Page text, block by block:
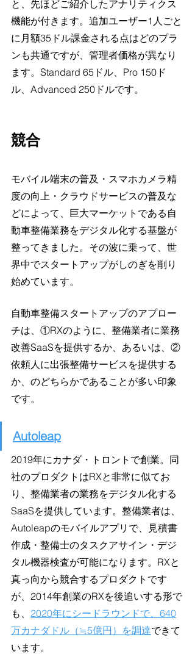
と、先ほどご紹介したアナリティクス
機能が付きます。追加ユーザー1人ごと
に月額35ドル課金される点はどのプラ
ンも共通ですが、管理者価格が異なり
ます。Standard 65ドル、Pro 150ド
ル、Advanced 250ドルです。
競合
モバイル端末の普及・スマホカメラ精
度の向上・クラウドサービスの普及な
どによって、巨大マーケットである自
動車整備業務をデジタル化する基盤が
整ってきました。その波に乗って、世
界中でスタートアップがしのぎを削り
始めています。
自動車整備スタートアップのアプロー
チは、①RXのように、整備業者に業務
改善SaaSを提供するか、あるいは、②
依頼人に出張整備サービスを提供する
か、のどちらかであることが多い印象
です。
Autoleap
2019年にカナダ・トロントで創業。同
社のプロダクトはRXと非常に似てお
り、整備業者の業務をデジタル化する
SaaSを提供しています。整備業者は、
Autoleapのモバイルアプリで、見積書
作成・整備士のタスクアサイン・デジ
タル機器検査が可能になります。RXと
真っ向から競合するプロダクトです
が、2014年創業のRXを後追いする形で
も、 2020年にシードラウンドで、640
万カナダドル（≒5億円）を調達できて
います。